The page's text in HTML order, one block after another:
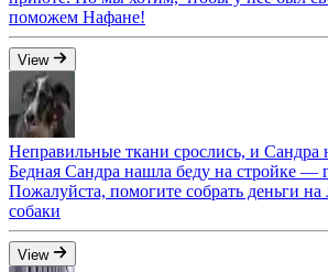
поможем Нафане!
View
Неправильные ткани срослись, и Сандра
Бедная Сандра нашла беду на стройке —
Пожалуйста, помогите собрать деньги
собаки
View